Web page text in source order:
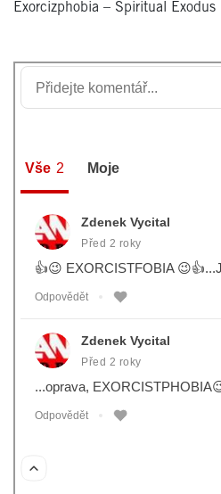
Exorcizphobia – Spiritual Exodus